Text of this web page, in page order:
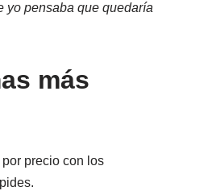
yo pensaba que quedaría
más
precio con los